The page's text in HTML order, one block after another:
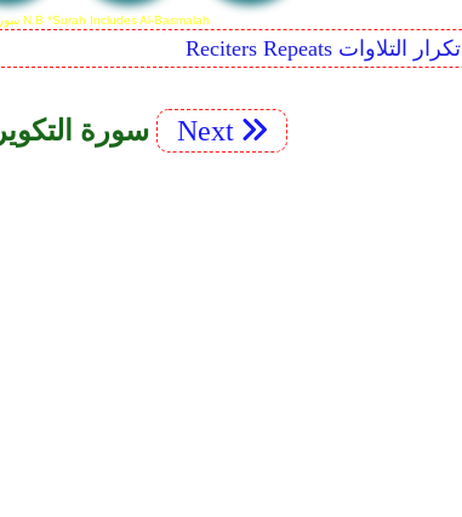
Reciting Murattalah Audio for 81. Surah At-Takwîr سورة التكوير N.B *Surah Includes Al-Basmalah
Reciters Repeats تكرار التلاوات
81. Surah At-Takwîr سورة التكوير Next